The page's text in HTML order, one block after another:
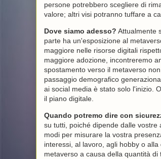
persone potrebbero scegliere di
valore; altri visi potranno tuffare a
Dove siamo adesso? Attualmente
parte ha un'esposizione al
maggiore nelle risorse digitali
maggiore adozione, incontreremo
spostamento verso il metaverso
passaggio demografico
ai social media è stato solo l'inizio.
il piano digitale.
Quando potremo dire con
su tutti, poiché dipende dalle
modi per misurare la vostra
interessi, al lavoro, agli hobby o
metaverso a causa della quantità